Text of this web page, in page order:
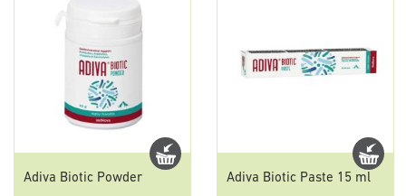
Adiva Biotic Powder Adiva Biotic Paste 15 ml